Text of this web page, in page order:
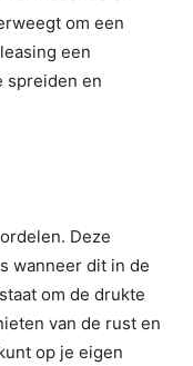
om een
een
spreiden en
Deze
wanneer dit in de
om de drukte
van de rust en
op je eigen